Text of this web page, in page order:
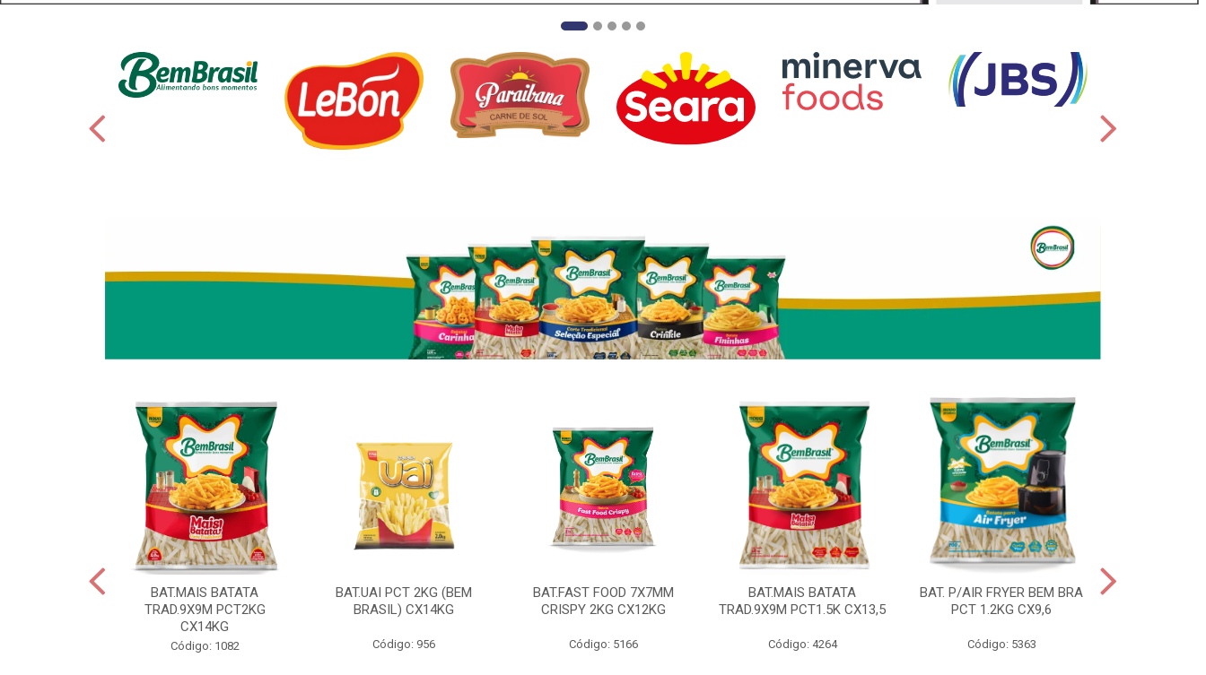
BAT.MAIS BATATA
TRAD.9X9M PCT2KG
CX14KG
Código: 1082
BAT.UAI PCT 2KG (BEM
BRASIL) CX14KG
Código: 956
BAT.FAST FOOD 7X7MM
CRISPY 2KG CX12KG
Código: 5166
BAT.MAIS BATATA
TRAD.9X9M PCT1.5K CX13,5
Código: 4264
BAT. P/AIR FRYER BEM BRA
PCT 1.2KG CX9,6
Código: 5363